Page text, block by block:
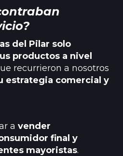
del Pilar solo
productos a nivel
recurrieron a nosotros
estrategia comercial y
a vender
final y
mayoristas.